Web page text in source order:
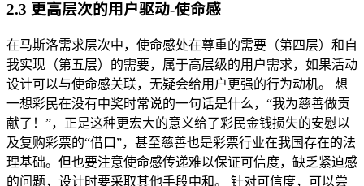
2.3 更高层次的用户驱动-使命感
在马斯洛需求层次中，使命感处在尊重的需要（第四层）和自
我实现（第五层）的需要，属于高层级的用户需求，如果活动
设计可以与使命感关联，无疑会给用户更强的行为动机。 想
一想彩民在没有中奖时常说的一句话是什么，“我为慈善做贡
献了！”，正是这种更宏大的意义给了彩民金钱损失的安慰以
及复购彩票的“借口”，甚至慈善也是彩票行业在我国存在的法
理基础。但也要注意使命感传递难以保证可信度，缺乏紧迫感
的问题，设计时要采取其他手段中和。 针对可信度，可以尝